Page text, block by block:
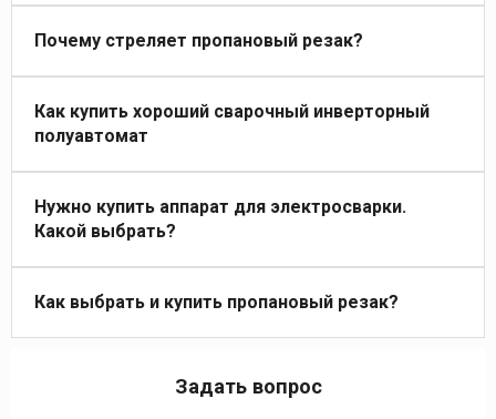
Почему стреляет пропановый резак?
Как купить хороший сварочный инверторный
полуавтомат
Нужно купить аппарат для электросварки.
Какой выбрать?
Как выбрать и купить пропановый резак?
Задать вопрос